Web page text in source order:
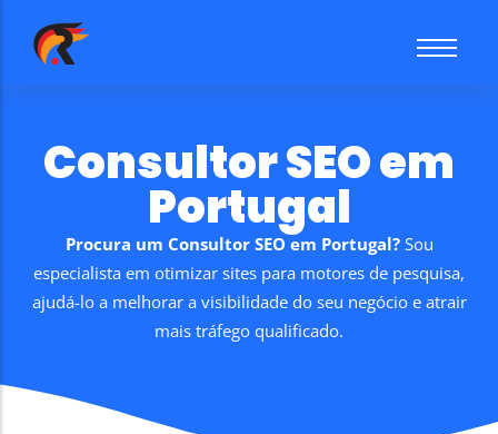
Crio o melhor:Anúncio no Google
Consultor SEO em
Portugal
Procura um Consultor SEO em Portugal?Sou
especialista em otimizar sites para motores de pesquisa,
ajudá-lo a melhorar a visibilidade do seu negócio e atrair
mais tráfego qualificado.